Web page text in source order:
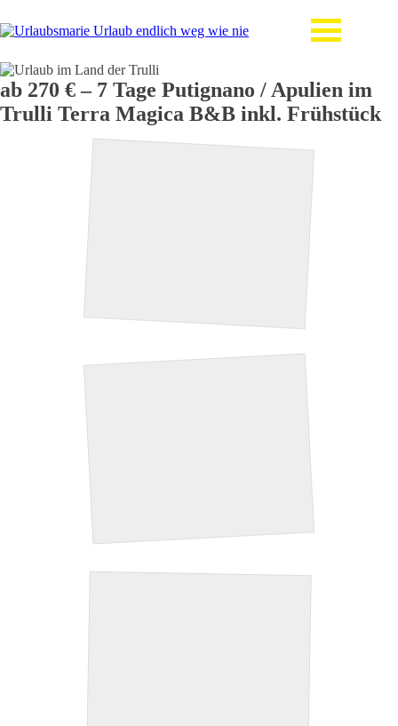
ab 270 € – 7 Tage Putignano / Apulien im
Trulli Terra Magica B&B inkl. Frühstück